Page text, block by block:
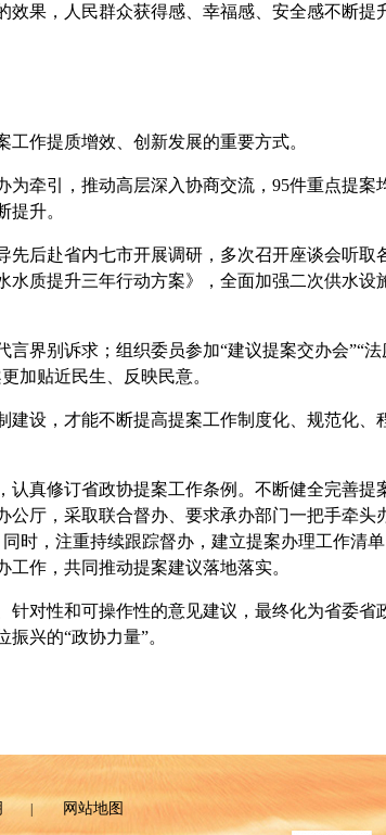
果，人民群众获得感、幸福感、安全感不断提
作提质增效、创新发展的重要方式。
引，推动高层深入协商交流，95件重点提案
升。
后赴省内七市开展调研，多次召开座谈会听取
质提升三年行动方案》，全面加强二次供水设
界别诉求；组织委员参加“建议提案交办会”“法
加贴近民生、反映民意。
设，才能不断提高提案工作制度化、规范化、
真修订省政协提案工作条例。不断健全完善提
厅，采取联合督办、要求承办部门一把手牵头
时，注重持续跟踪督办，建立提案办理工作清
作，共同推动提案建议落地落实。
对性和可操作性的意见建议，最终化为省委省
兴的“政协力量”。
网站地图